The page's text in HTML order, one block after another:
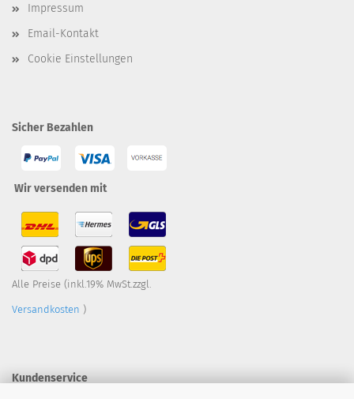
Impressum
Email-Kontakt
Cookie Einstellungen
Sicher Bezahlen
Wir versenden mit
Alle Preise (inkl.19% MwSt.zzgl.
Versandkosten )
Kundenservice